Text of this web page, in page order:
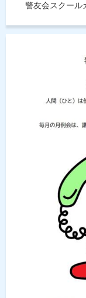
警友会スクール